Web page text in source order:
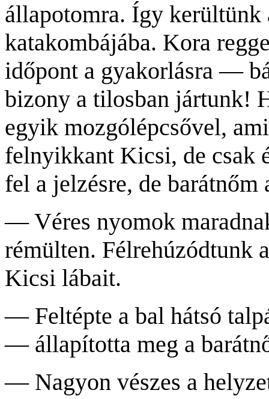
állapotomra. Így kerültünk
katakombájába. Kora
időpont a gyakorlásra —
bizony a tilosban jártunk!
egyik mozgólépcsővel,
felnyikkant Kicsi, de csak
fel a jelzésre, de
— Véres nyomok
rémülten. Félrehúzódtunk
Kicsi lábait.
— Feltépte a bal hátsó
— állapította meg a
— Nagyon vészes a